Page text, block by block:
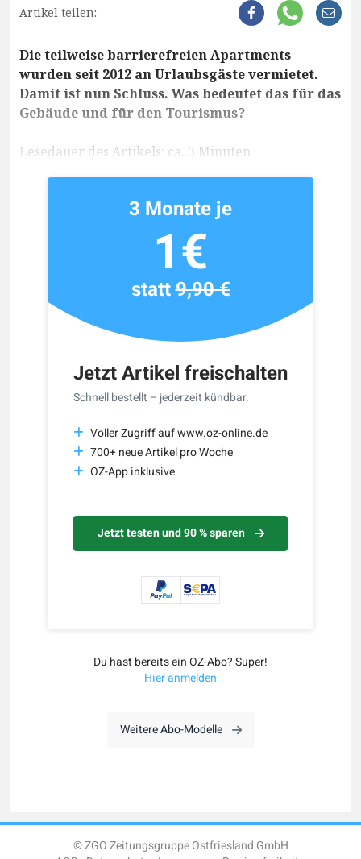
Artikel teilen:
Die teilweise barrierefreien Apartments
wurden seit 2012 an Urlaubsgäste vermietet.
Damit ist nun Schluss. Was bedeutet das für das
Gebäude und für den Tourismus?
Lesedauer des Artikels: ca. 3 Minuten
Jetzt Artikel freischalten
Schnell bestellt – jederzeit kündbar.
Voller Zugriff auf www.oz-online.de
700+ neue Artikel pro Woche
OZ-App inklusive
Jetzt testen und 90 % sparen
3 Monate je
1€
statt9,90 €
Du hast bereits ein OZ-Abo? Super!
Hier anmelden
Weitere Abo-Modelle
© ZGO Zeitungsgruppe Ostfriesland GmbH